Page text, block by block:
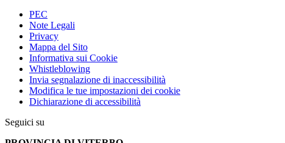
PEC
Note Legali
Privacy
Mappa del Sito
Informativa sui Cookie
Whistleblowing
Invia segnalazione di inaccessibilità
Modifica le tue impostazioni dei cookie
Dichiarazione di accessibilità
Seguici su